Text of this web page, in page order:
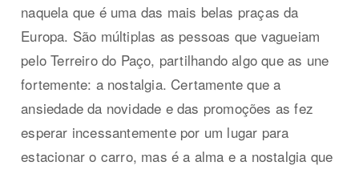
naquela que é uma das mais belas praças da
Europa. São múltiplas as pessoas que vagueiam
pelo Terreiro do Paço, partilhando algo que as une
fortemente: a nostalgia. Certamente que a
ansiedade da novidade e das promoções as fez
esperar incessantemente por um lugar para
estacionar o carro, mas é a alma e a nostalgia que